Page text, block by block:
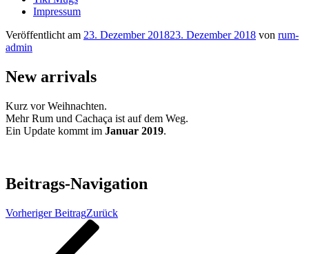
Impressum
Veröffentlicht am 23. Dezember 201823. Dezember 2018 von rum-
admin
New arrivals
Kurz vor Weihnachten.
Mehr Rum und Cachaça ist auf dem Weg.
Ein Update kommt im Januar 2019.
Beitrags-Navigation
Vorheriger BeitragZurück